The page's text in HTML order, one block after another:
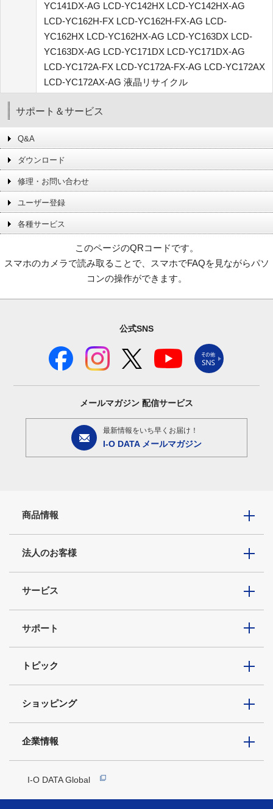
YC141DX-AG LCD-YC142HX LCD-YC142HX-AG
LCD-YC162H-FX LCD-YC162H-FX-AG LCD-
YC162HX LCD-YC162HX-AG LCD-YC163DX LCD-
YC163DX-AG LCD-YC171DX LCD-YC171DX-AG
LCD-YC172A-FX LCD-YC172A-FX-AG LCD-YC172AX
LCD-YC172AX-AG 液晶リサイクル
サポート＆サービス
Q&A
ダウンロード
修理・お問い合わせ
ユーザー登録
各種サービス
このページのQRコードです。
スマホのカメラで読み取ることで、スマホでFAQを見ながらパソ
コンの操作ができます。
公式SNS
メールマガジン 配信サービス
最新情報をいち早くお届け！
I-O DATA メールマガジン
商品情報
法人のお客様
サービス
サポート
トピック
ショッピング
企業情報
I-O DATA Global